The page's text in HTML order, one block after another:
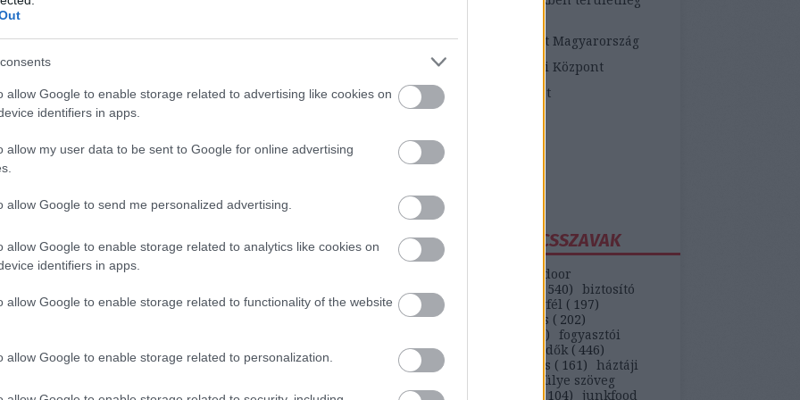
allow Google to enable storage related to advertising like cookies on
identifiers in apps.
allow my user data to be sent to Google for online advertising
allow Google to send me personalized advertising.
allow Google to enable storage related to analytics like cookies on
identifiers in apps.
allow Google to enable storage related to functionality of the website
allow Google to enable storage related to personalization.
elkezdődött! Írtunk mi is a Vodának, a
gondoltam magam, de a UPC-
ra és megkerestek március
ráfizetéssel internetet ajánlanak. Én
Jeleztem a szerelőnek, hogy anyu 70
Olvasson tovább!
0
Európai Fogyasztói Központ Magyarország
Pénzügyi Fogyasztóvédelmi Központ
Pénzügyi Békéltető Testület
TudatosVásárló.hu
Fogyasztóvédő Alapítvány
Mintawebáruház
A LEGGYAKORIBB KULCSSZAVAK
backdoor
540) biztosító
(171 ) bkv 133 boldog ügyfél ( 197)
bűncselekmény
csalás ( 202)
) fogyasztói
(442) gvti-fogyasztóvédők ( 446)
gyerek
149) házhozszállítás ( 161 ) háztáji
hülye szöveg
) internet 104)
junkfood